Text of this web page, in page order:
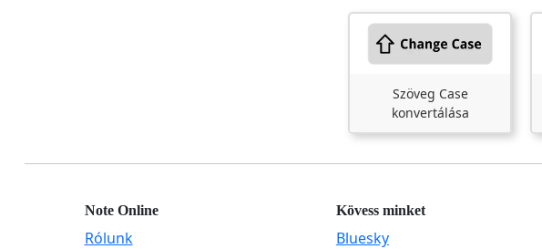
Szöveg Case
konvertálása
Note Online
Rólunk
Kövess minket
Bluesky